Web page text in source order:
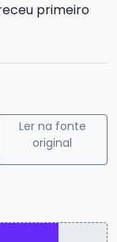
primeiro
Ler na fonte
original